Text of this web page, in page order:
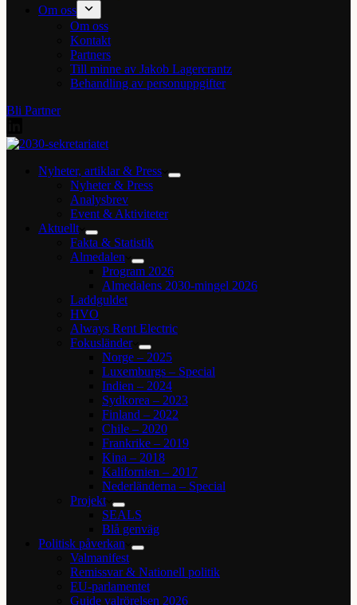
Om oss
Om oss
Kontakt
Partners
Till minne av Jakob Lagercrantz
Behandling av personuppgifter
Bli Partner
Nyheter, artiklar & Press
Nyheter & Press
Analysbrev
Event & Aktiviteter
Aktuellt
Fakta & Statistik
Almedalen
Program 2026
Almedalens 2030-mingel 2026
Laddguldet
HVO
Always Rent Electric
Fokusländer
Norge – 2025
Luxemburgs – Special
Indien – 2024
Sydkorea – 2023
Finland – 2022
Chile – 2020
Frankrike – 2019
Kina – 2018
Kalifornien – 2017
Nederländerna – Special
Projekt
SEALS
Blå genväg
Politisk påverkan
Valmanifest
Remissvar & Nationell politik
EU-parlamentet
Guide valrörelsen 2026